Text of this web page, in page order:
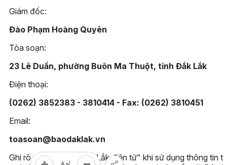
Giám đốc:
Đào Phạm Hoàng Quyên
Tòa soạn:
23 Lê Duẩn, phường Buôn Ma Thuột, tỉnh Đắk Lắk
Điện thoại:
(0262) 3852383 - 3810414 - Fax: (0262) 3810451
Email:
toasoan@baodaklak.vn
Ghi rõ nguồn "Báo Đắk Lắk điện tử" khi sử dụng thông tin